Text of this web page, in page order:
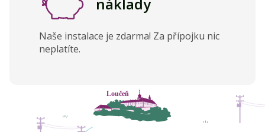
Naše instalace je zdarma! Za přípojku nic
neplatíte.